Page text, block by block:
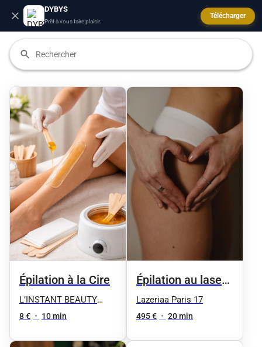
DYBYS
Prêt à vous faire plaisir.
Télécharger
Épilation à la Cire
L’INSTANT BEAUTY
FANE
8 € • 10 min
Épilation au laser -
Maillot brésilien -
6 séances
Lazeriaa Paris 17
495 € • 20 min